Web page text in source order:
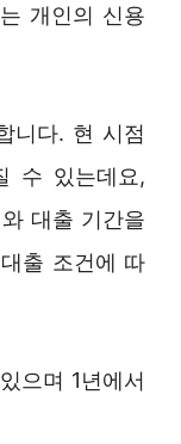
개인의 신용
니다. 현 시점
수 있는데요,
대출 기간을
출 조건에 따
으며 1년에서